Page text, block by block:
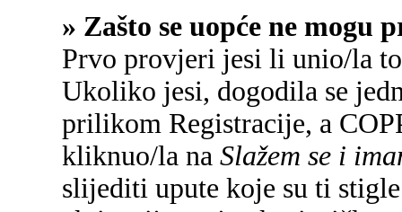
» Zašto se uopće ne mogu
Prvo provjeri jesi li unio/la
Ukoliko jesi, dogodila se
prilikom Registracije, a
kliknuo/la na Slažem se i
slijediti upute koje su ti